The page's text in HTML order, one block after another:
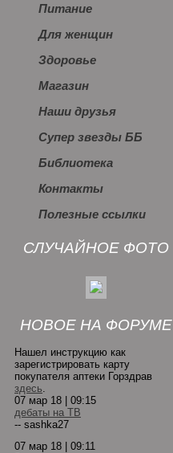
Питание
Для женщин
Здоровье
Магазин
Наши друзья
Супер звезды ББ
Библиотека
Контакты
Полезные ссылки
СЛУЧАЙНОЕ ФОТО
НОВОЕ НА ФОРУМЕ
Нашел инструкцию как
зарегистрировать карту
покупателя аптеки Горздрав
здесь.
07 мар 18 | 09:15
дебаты на ТВ
-- sashka27
07 мар 18 | 09:11